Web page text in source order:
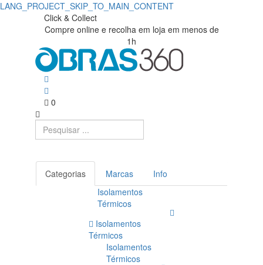
LANG_PROJECT_SKIP_TO_MAIN_CONTENT
Click & Collect
Compre online e recolha em loja em menos de
1h
0
Categorias Marcas
Info
Isolamentos
Térmicos
Isolamentos
Térmicos
Isolamentos
Térmicos